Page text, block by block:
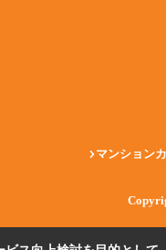
マンション